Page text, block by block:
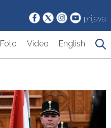
prijava
Foto Video English